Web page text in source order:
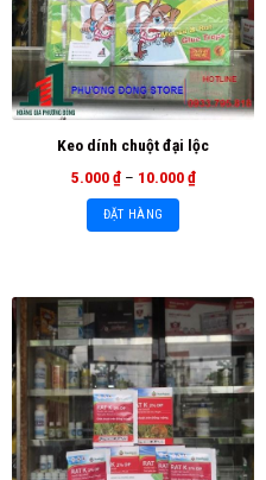
Keo dính chuột đại lộc
5.000₫ – 10.000₫
ĐẶT HÀNG